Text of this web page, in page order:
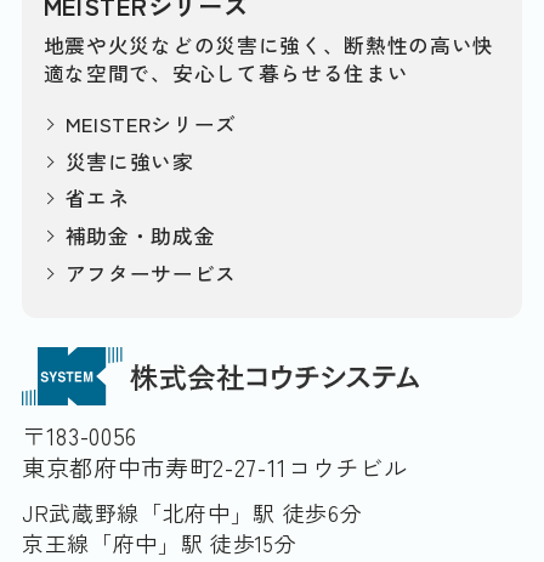
地震や火災などの災害に強く、断熱性の高い快
適な空間で、安心して暮らせる住まい
MEISTERシリーズ
災害に強い家
省エネ
補助金・助成金
アフターサービス
〒183-0056
東京都府中市寿町2-27-11コウチビル
JR武蔵野線「北府中」駅 徒歩6分
京王線「府中」駅 徒歩15分